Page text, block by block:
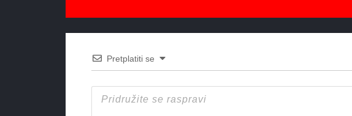
Pretplatiti se